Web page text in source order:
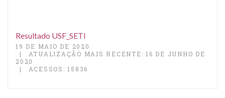
Resultado USF_SETI
19 DE MAIO DE 2020
ATUALIZAÇÃO MAIS RECENTE: 16 DE JUNHO DE
2020
ACESSOS: 15836